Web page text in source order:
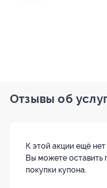
Отзывы об
К этой акции ещё нет
Вы можете оставить
покупки купона.